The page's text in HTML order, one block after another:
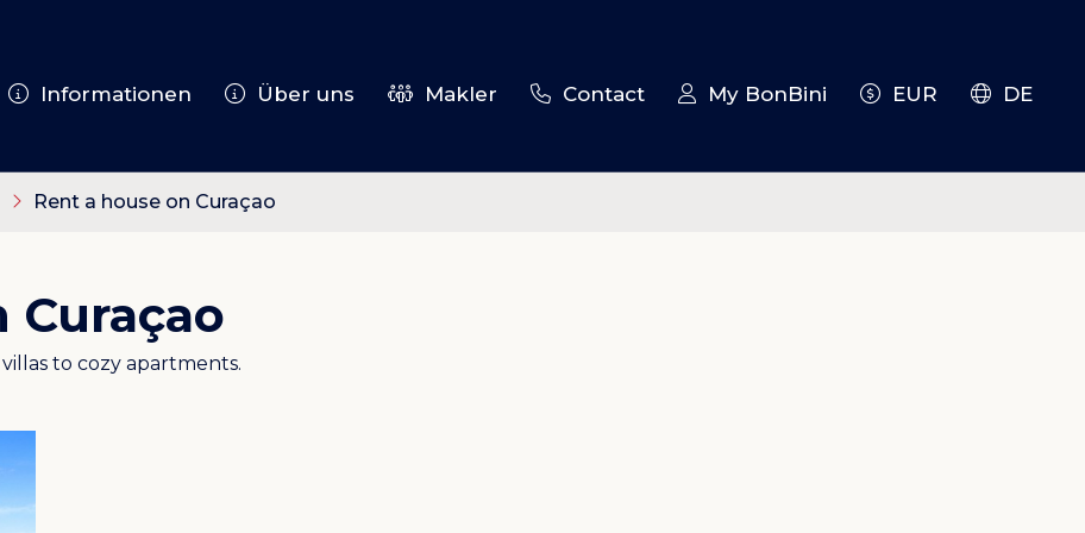
Informationen Über uns Makler Contact My BonBini EUR DE
Rent a house on Curaçao
Curaçao
to cozy apartments.